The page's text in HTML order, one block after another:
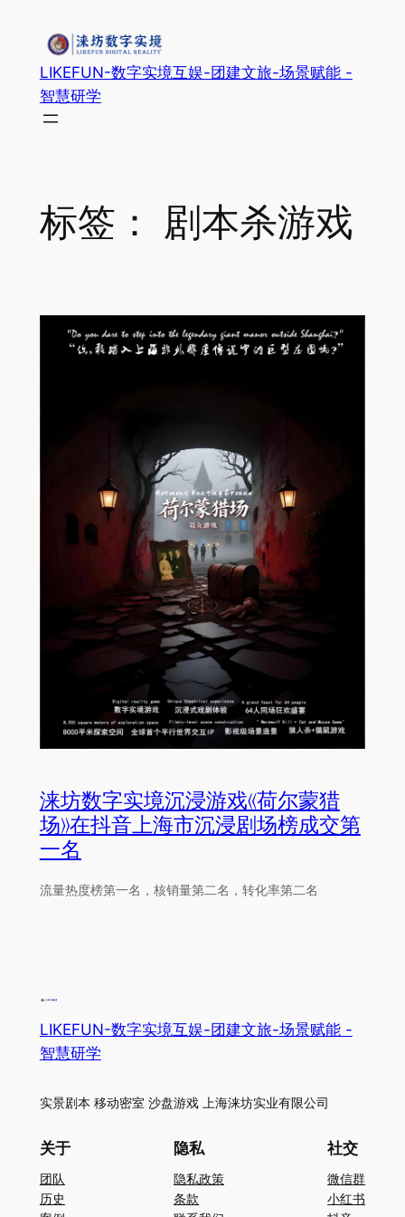
LIKEFUN-数字实境互娱-团建文旅-场景赋能 -
智慧研学
标签： 剧本杀游戏
涞坊数字实境沉浸游戏《荷尔蒙猎
场》在抖音上海市沉浸剧场榜成交第
一名
流量热度榜第一名，核销量第二名，转化率第二名
LIKEFUN-数字实境互娱-团建文旅-场景赋能 -
智慧研学
实景剧本 移动密室 沙盘游戏 上海涞坊实业有限公司
关于
团队
历史
隐私
隐私政策
条款
社交
微信群
小红书